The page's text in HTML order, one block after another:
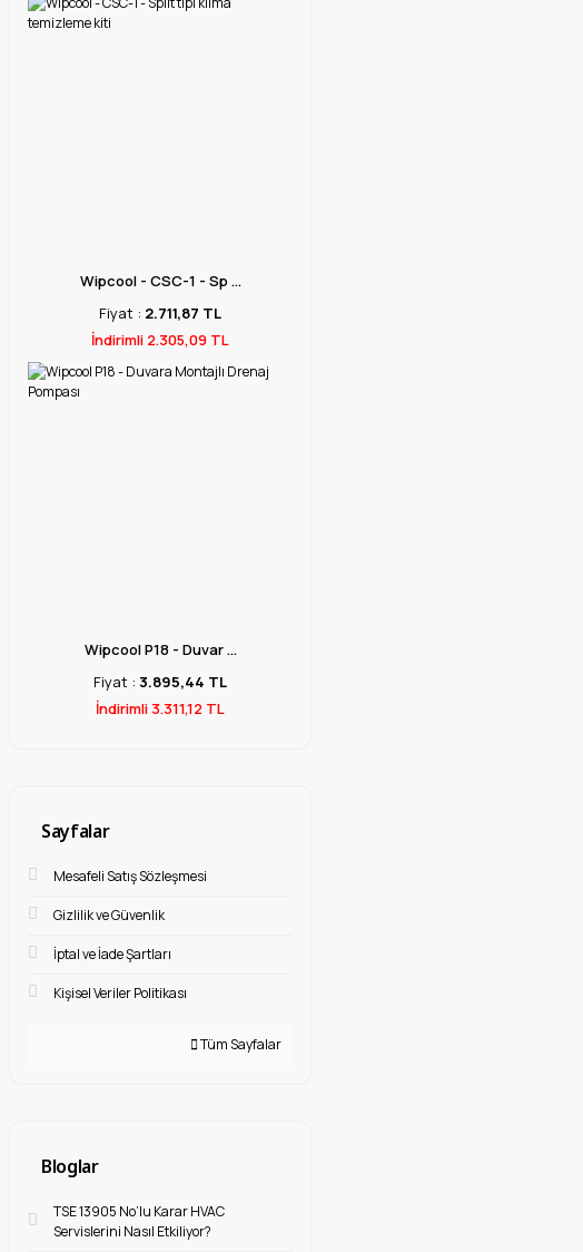
Wipcool - CSC-1 - Sp ...
Fiyat : 2.711,87 TL
İndirimli 2.305,09 TL
Wipcool P18 - Duvar ...
Fiyat : 3.895,44 TL
İndirimli 3.311,12 TL
Sayfalar
Mesafeli Satış Sözleşmesi
Gizlilik ve Güvenlik
İptal ve İade Şartları
Kişisel Veriler Politikası
Tüm Sayfalar
Bloglar
TSE 13905 No’lu Karar HVAC
Servislerini Nasıl Etkiliyor?